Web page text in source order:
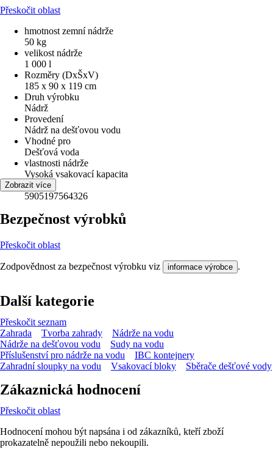
Přeskočit oblast
hmotnost zemní nádrže
50 kg
velikost nádrže
1 000 l
Rozměry (DxŠxV)
185 x 90 x 119 cm
Druh výrobku
Nádrž
Provedení
Nádrž na dešťovou vodu
Vhodné pro
Dešťová voda
vlastnosti nádrže
Vysoká vsakovací kapacita
EAN
5905197564326
Zobrazit více
Bezpečnost výrobků
Přeskočit oblast
Zodpovědnost za bezpečnost výrobku viz informace výrobce .
Další kategorie
Přeskočit seznam
Zahrada
Tvorba zahrady
Nádrže na vodu
Nádrže na dešťovou vodu
Sudy na vodu
Příslušenství pro nádrže na vodu
IBC kontejnery
Zahradní sloupky na vodu
Vsakovací bloky Sběrače dešťové vody
Zákaznická hodnocení
Přeskočit oblast
Hodnocení mohou být napsána i od zákazníků, kteří zboží
prokazatelně nepoužili nebo nekoupili.